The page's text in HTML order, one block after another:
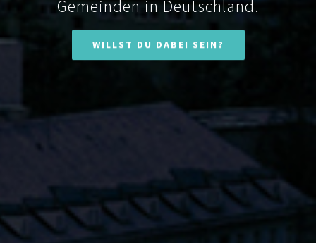
Gemeinden in Deutschland.
WILLST DU DABEI SEIN?